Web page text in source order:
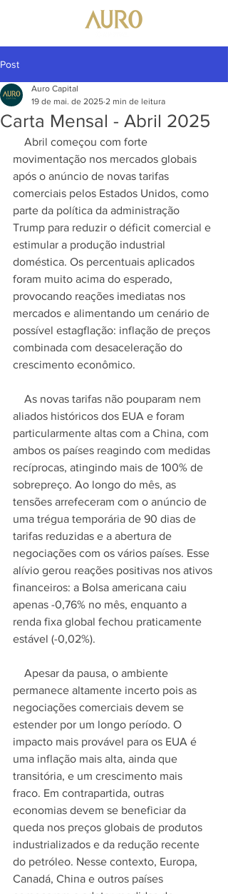
Post
Carta Mensal - Abril 2025
Auro Capital
19 de mai. de 2025 2 min de leitura
movimentação nos mercados globais
após o anúncio de novas tarifas
comerciais pelos Estados Unidos, como
parte da política da administração
Trump para reduzir o déficit comercial e
estimular a produção industrial
doméstica. Os percentuais aplicados
foram muito acima do esperado,
provocando reações imediatas nos
mercados e alimentando um cenário de
possível estagflação: inflação de preços
combinada com desaceleração do
crescimento econômico.
aliados históricos dos EUA e foram
particularmente altas com a China, com
ambos os países reagindo com medidas
recíprocas, atingindo mais de 100% de
sobrepreço. Ao longo do mês, as
tensões arrefeceram com o anúncio de
uma trégua temporária de 90 dias de
tarifas reduzidas e a abertura de
negociações com os vários países. Esse
alívio gerou reações positivas nos ativos
financeiros: a Bolsa americana caiu
apenas -0,76% no mês, enquanto a
renda fixa global fechou praticamente
estável (-0,02%).
permanece altamente incerto pois as
negociações comerciais devem se
estender por um longo período. O
impacto mais provável para os EUA é
uma inflação mais alta, ainda que
transitória, e um crescimento mais
fraco. Em contrapartida, outras
economias devem se beneficiar da
queda nos preços globais de produtos
industrializados e da redução recente
do petróleo. Nesse contexto, Europa,
Canadá, China e outros países